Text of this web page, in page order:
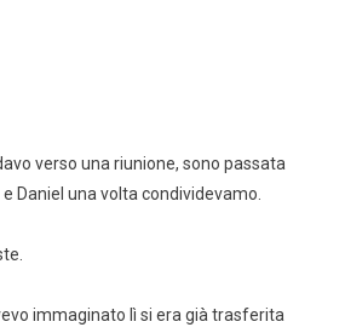
verso una riunione, sono passata
Daniel una volta condividevamo.
immaginato lì si era già trasferita